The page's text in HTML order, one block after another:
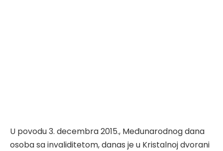
U povodu 3. decembra 2015., Međunarodnog dana
osoba sa invaliditetom, danas je u Kristalnoj dvorani